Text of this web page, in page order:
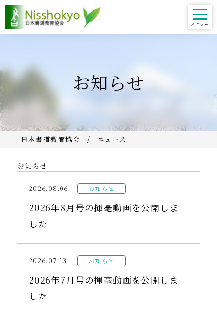
お知らせ
日本書道教育協会 ニュース
お知らせ
2026.08.06 お知らせ
2026年8月号の揮毫動画を公開しま
した
2026.07.13 お知らせ
2026年7月号の揮毫動画を公開しま
した